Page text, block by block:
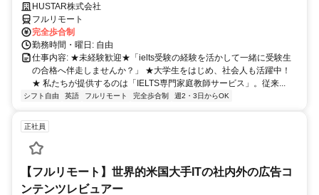
HUSTAR株式会社
フルリモート
完全歩合制
勤務時間・曜日: 自由
仕事内容: ★未経験歓迎★「ielts受験の経験を活かして一緒に受験生
の合格へ伴走しませんか？」 ★大学生をはじめ、社会人も活躍中！
★ 私たちが提供するのは「IELTS専門家庭教師サービス」。従来...
シフト自由 英語 フルリモート 完全歩合制 週2・3日からOK
正社員
【フルリモート】世界的米国大手ITの社内外の広告コ
ンテンツレビュアー